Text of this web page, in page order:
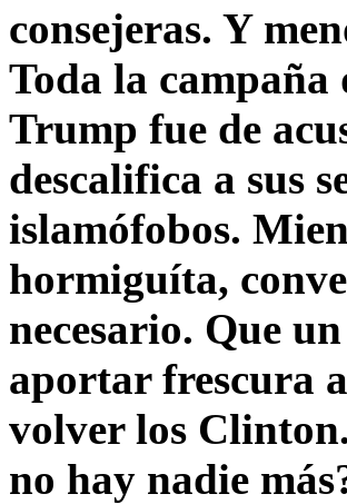
consejeras. Y
Toda la
Trump fue de
descalifica a sus
islamófobos.
hormiguíta,
necesario. Que
aportar frescura
volver los
no hay nadie